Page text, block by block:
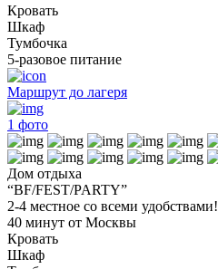
Кровать
Шкаф
Тумбочка
5-разовое питание
Маршрут до лагеря
1 фото
Дом отдыха
“BF/FEST/PARTY”
2-4 местное со всеми удобствами!
40 минут от Москвы
Кровать
Шкаф